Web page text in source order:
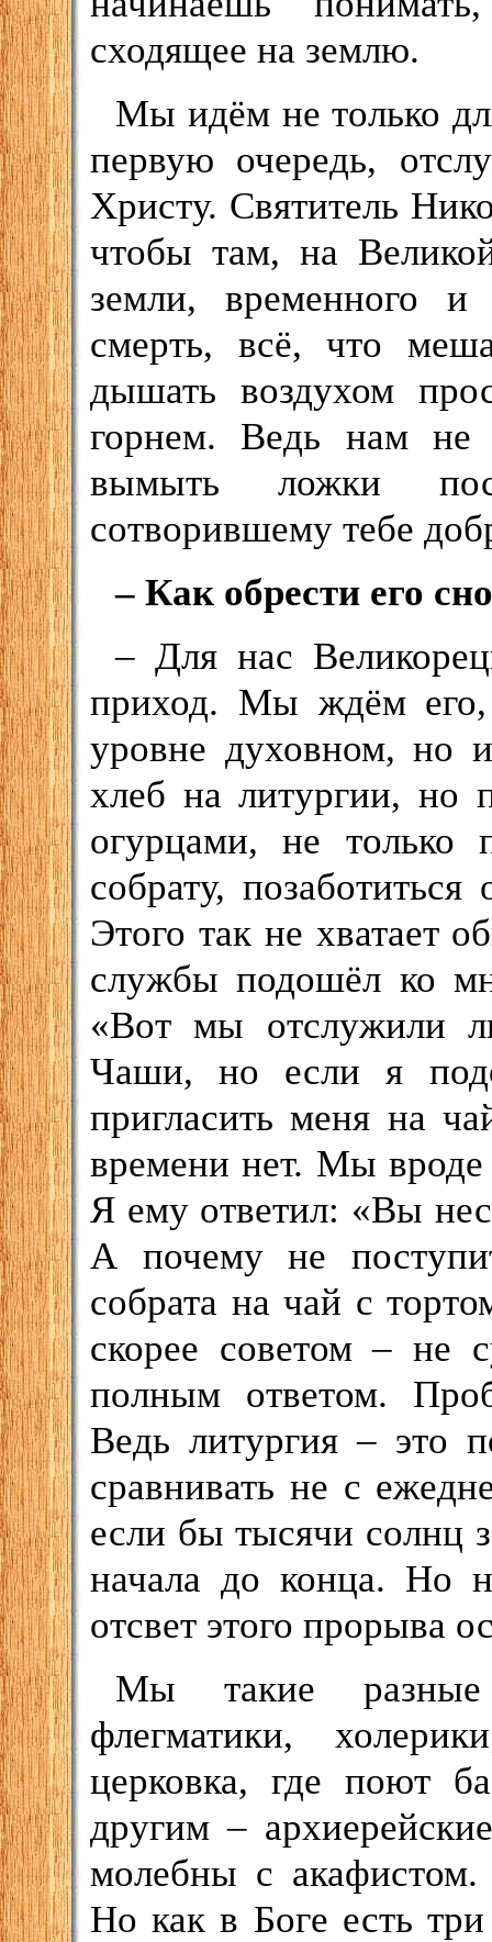
сходящее на землю.
Мы идём не только
первую очередь,
Христу. Святитель
чтобы там, на
земли, временного
смерть, всё, что
дышать воздухом
горнем. Ведь нам не
вымыть ложки
сотворившему тебе
– Как обрести его
– Для нас
приход. Мы ждём его,
уровне духовном, но
хлеб на литургии, но
огурцами, не только
собрату,
Этого так не хватает
службы подошёл ко
«Вот мы отслужили
Чаши, но если я
пригласить меня на
времени нет. Мы
Я ему ответил: «Вы
А почему не
собрата на чай с
скорее советом – не
полным ответом.
Ведь литургия – это
сравнивать не с
если бы тысячи солнц
начала до конца. Но
отсвет этого прорыва
Мы такие разные
флегматики,
церковка, где поют
другим –
молебны с
Но как в Боге есть